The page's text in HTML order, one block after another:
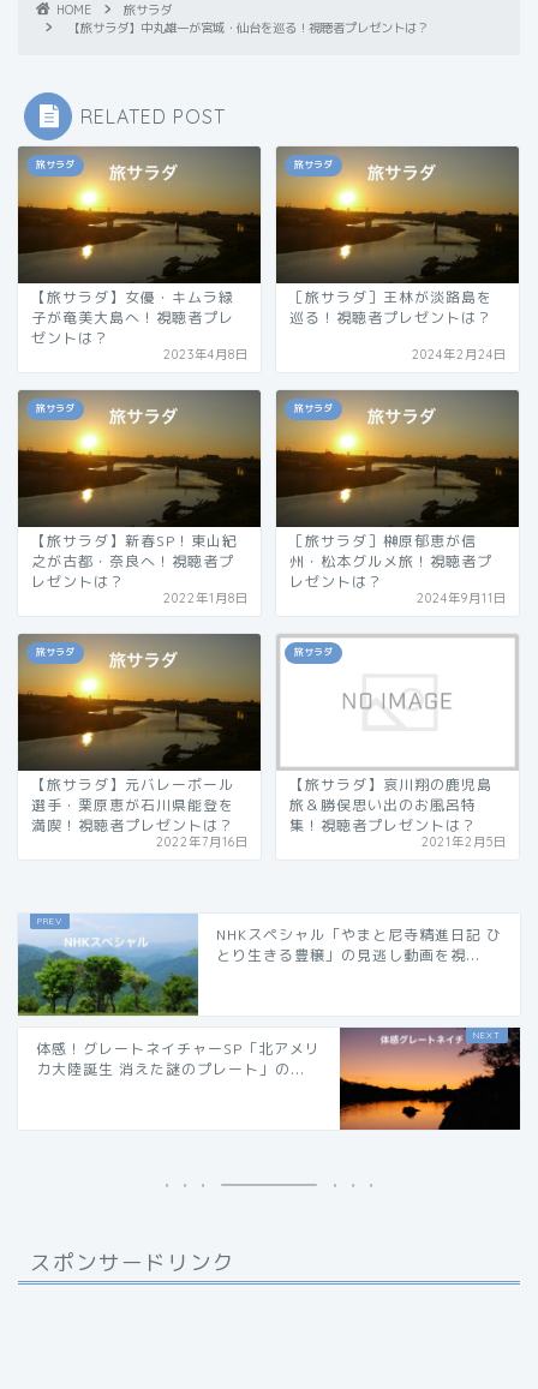
HOME
旅サラダ
【旅サラダ】中丸雄一が宮城・仙台を巡る！視聴者プレゼントは？
RELATED POST
旅サラダ
【旅サラダ】女優・キムラ緑
子が奄美大島へ！視聴者プレ
ゼントは？
2023年4月8日
旅サラダ
［旅サラダ］王林が淡路島を
巡る！視聴者プレゼントは？
2024年2月24日
旅サラダ
【旅サラダ】新春SP！東山紀
之が古都・奈良へ！視聴者プ
レゼントは？
2022年1月8日
旅サラダ
［旅サラダ］榊原郁恵が信
州・松本グルメ旅！視聴者プ
レゼントは？
2024年9月11日
旅サラダ
【旅サラダ】元バレーボール
選手・栗原恵が石川県能登を
満喫！視聴者プレゼントは？
2022年7月16日
旅サラダ
【旅サラダ】哀川翔の鹿児島
旅＆勝俣思い出のお風呂特
集！視聴者プレゼントは？
2021年2月5日
NHKスペシャル「やまと尼寺精進日記 ひ
とり生きる豊穣」の見逃し動画を視...
体感！グレートネイチャーSP「北アメリ
カ大陸誕生 消えた謎のプレート」の...
スポンサードリンク